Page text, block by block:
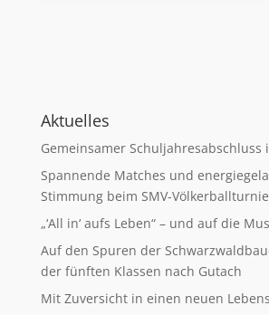
Aktuelles
Gemeinsamer Schuljahresabschluss
Spannende Matches und
Stimmung beim SMV-
„‘All in‘ aufs Leben“ – und auf die
Auf den Spuren der
der fünften Klassen nach Gutach
Mit Zuversicht in einen neuen